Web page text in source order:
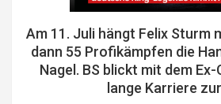
Am 11. Juli hängt Felix Sturm
dann 55 Profikämpfen die
Nagel. BS blickt mit dem
lange Karriere